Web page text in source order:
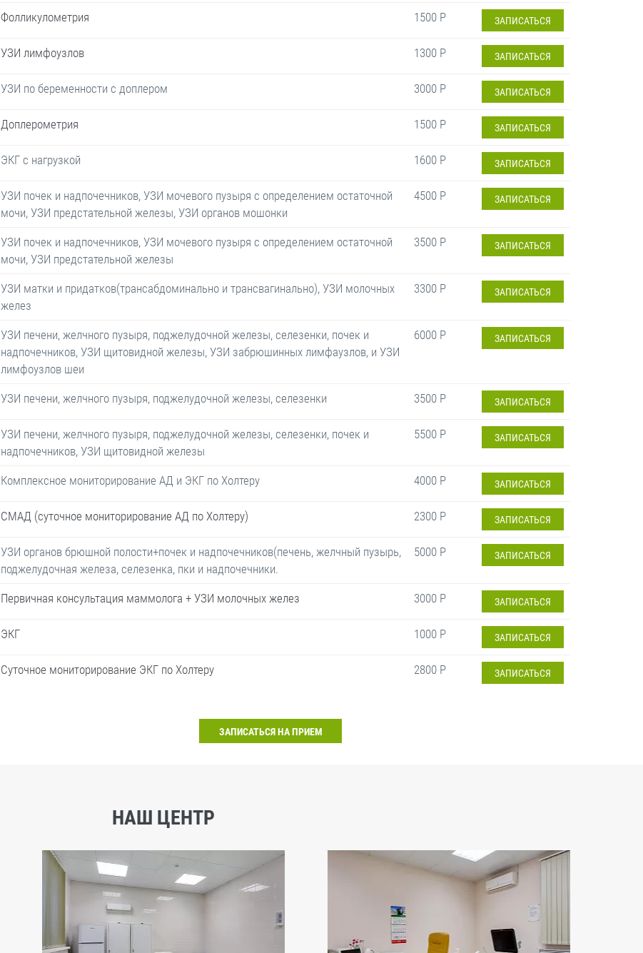
Фолликулометрия 1500 Р ЗАПИСАТЬСЯ
УЗИ лимфоузлов 1300 Р ЗАПИСАТЬСЯ
УЗИ по беременности с доплером 3000 Р ЗАПИСАТЬСЯ
Доплерометрия 1500 Р ЗАПИСАТЬСЯ
ЭКГ с нагрузкой 1600 Р ЗАПИСАТЬСЯ
УЗИ почек и надпочечников, УЗИ мочевого пузыря с определением остаточной
мочи, УЗИ предстательной железы, УЗИ органов мошонки
4500 Р ЗАПИСАТЬСЯ
УЗИ почек и надпочечников, УЗИ мочевого пузыря с определением остаточной
мочи, УЗИ предстательной железы
3500 Р ЗАПИСАТЬСЯ
УЗИ матки и придатков(трансабдоминально и трансвагинально), УЗИ молочных
желез
3300 Р ЗАПИСАТЬСЯ
УЗИ печени, желчного пузыря, поджелудочной железы, селезенки, почек и
надпочечников, УЗИ щитовидной железы, УЗИ забрюшинных лимфаузлов, и УЗИ
лимфоузлов шеи
6000 Р ЗАПИСАТЬСЯ
УЗИ печени, желчного пузыря, поджелудочной железы, селезенки 3500 Р ЗАПИСАТЬСЯ
УЗИ печени, желчного пузыря, поджелудочной железы, селезенки, почек и
надпочечников, УЗИ щитовидной железы
5500 Р ЗАПИСАТЬСЯ
Комплексное мониторирование АД и ЭКГ по Холтеру 4000 Р ЗАПИСАТЬСЯ
СМАД (суточное мониторирование АД по Холтеру) 2300 Р ЗАПИСАТЬСЯ
УЗИ органов брюшной полости+почек и надпочечников(печень, желчный пузырь,
поджелудочная железа, селезенка, пки и надпочечники.
5000 Р ЗАПИСАТЬСЯ
Первичная консультация маммолога + УЗИ молочных желез 3000 Р ЗАПИСАТЬСЯ
ЭКГ 1000 Р ЗАПИСАТЬСЯ
Суточное мониторирование ЭКГ по Холтеру 2800 Р ЗАПИСАТЬСЯ
ЗАПИСАТЬСЯ НА ПРИЕМ
НАШ ЦЕНТР